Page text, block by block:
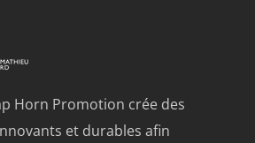
Horn Promotion crée des
et durables afin